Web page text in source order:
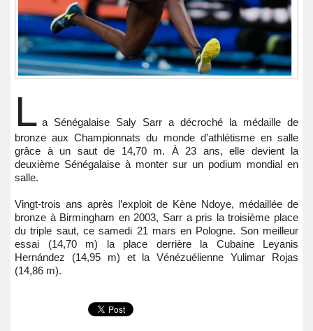
L a Sénégalaise Saly Sarr a décroché la médaille de
bronze aux Championnats du monde d’athlétisme en salle
grâce à un saut de 14,70 m. À 23 ans, elle devient la
deuxième Sénégalaise à monter sur un podium mondial en
salle.
Vingt-trois ans après l’exploit de Kène Ndoye, médaillée de
bronze à Birmingham en 2003, Sarr a pris la troisième place
du triple saut, ce samedi 21 mars en Pologne. Son meilleur
essai (14,70 m) la place derrière la Cubaine Leyanis
Hernández (14,95 m) et la Vénézuélienne Yulimar Rojas
(14,86 m).